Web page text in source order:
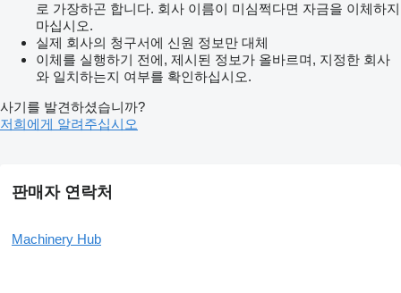
로 가장하곤 합니다. 회사 이름이 미심쩍다면 자금을 이체하지
마십시오.
실제 회사의 청구서에 신원 정보만 대체
이체를 실행하기 전에, 제시된 정보가 올바르며, 지정한 회사
와 일치하는지 여부를 확인하십시오.
사기를 발견하셨습니까?
저희에게 알려주십시오
판매자 연락처
Machinery Hub